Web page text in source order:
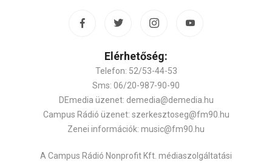
Elérhetőség:
Telefon: 52/53-44-53
Sms: 06/20-987-90-90
DEmedia üzenet: demedia@demedia.hu
Campus Rádió üzenet: szerkesztoseg@fm90.hu
Zenei információk: music@fm90.hu
A Campus Rádió Nonprofit Kft. médiaszolgáltatási